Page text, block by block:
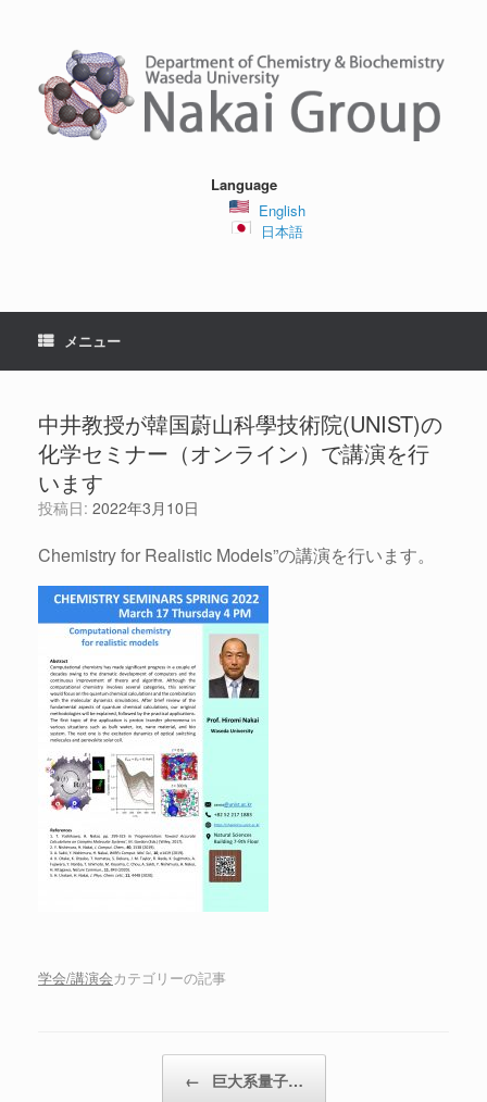
Language
English
日本語
メニュー
中井教授が韓国蔚山科學技術院(UNIST)の
化学セミナー（オンライン）で講演を行
います
投稿日: 2022年3月10日
Chemistry for Realistic Models”の講演を行います。
学会/講演会カテゴリーの記事
← 巨大系量子…